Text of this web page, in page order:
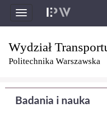
Toggle
navigation
Wydział
Politechnika Warszawska
Badania i nauka